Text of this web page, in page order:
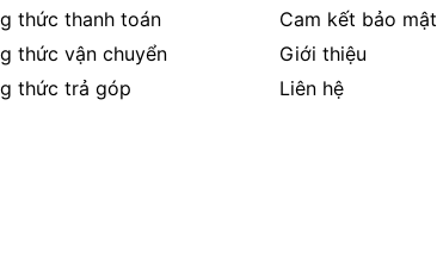
thức thanh toán
thức vận chuyển
thức trả góp
Cam kết bảo mật
Giới thiệu
Liên hệ